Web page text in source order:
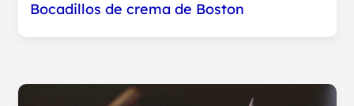
Bocadillos de crema de Boston